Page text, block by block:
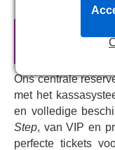
Freeman speelt
Luka. De relatie
gestaag onder
met vier:
zelfonderzoek.
de bekentenis –
duistere
Kunnen ze elkaar
Officiële
Ons centrale
met het
en volledige
Step, van VIP en
perfecte tickets